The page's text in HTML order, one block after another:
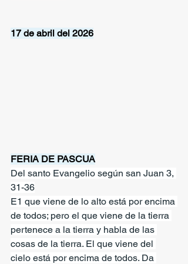
17 de abril del 2026
FERIA DE PASCUA
Del santo Evangelio según san Juan 3,
31-36
E1 que viene de lo alto está por encima
de todos; pero el que viene de la tierra
pertenece a la tierra y habla de las
cosas de la tierra. El que viene del
cielo está por encima de todos. Da